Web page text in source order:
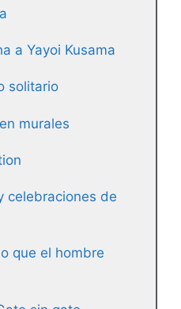
a Yayoi Kusama
solitario
murales
celebraciones de
que el hombre